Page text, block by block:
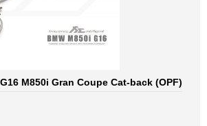
M850i Gran Coupe Cat-back (OPF)